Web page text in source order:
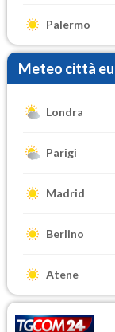
Palermo
Meteo città
Londra
Parigi
Madrid
Berlino
Atene